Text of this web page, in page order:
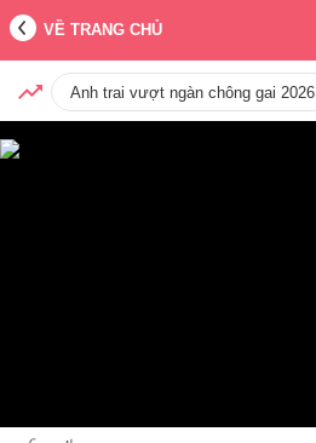
VỀ TRANG CHỦ
Anh trai vượt ngàn chông gai 2026